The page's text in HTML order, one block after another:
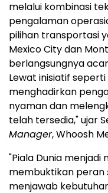
melalui kombinasi
pengalaman
pilihan transportasi
Mexico City dan
berlangsungnya
Lewat inisiatif
menghadirkan
nyaman dan
telah tersedia," ujar
Manager, Whoosh
"Piala Dunia
membuktikan peran
menjawab